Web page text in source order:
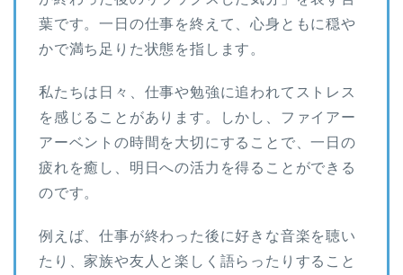
葉です。一日の仕事を終えて、心身ともに穏や
かで満ち足りた状態を指します。
私たちは日々、仕事や勉強に追われてストレス
を感じることがあります。しかし、ファイアー
アーベントの時間を大切にすることで、一日の
疲れを癒し、明日への活力を得ることができる
のです。
例えば、仕事が終わった後に好きな音楽を聴い
たり、家族や友人と楽しく語らったりすること